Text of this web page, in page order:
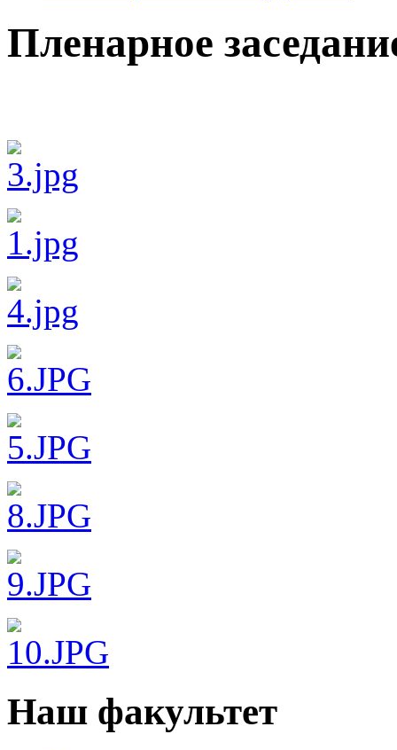
Пленарное
Наш факультет